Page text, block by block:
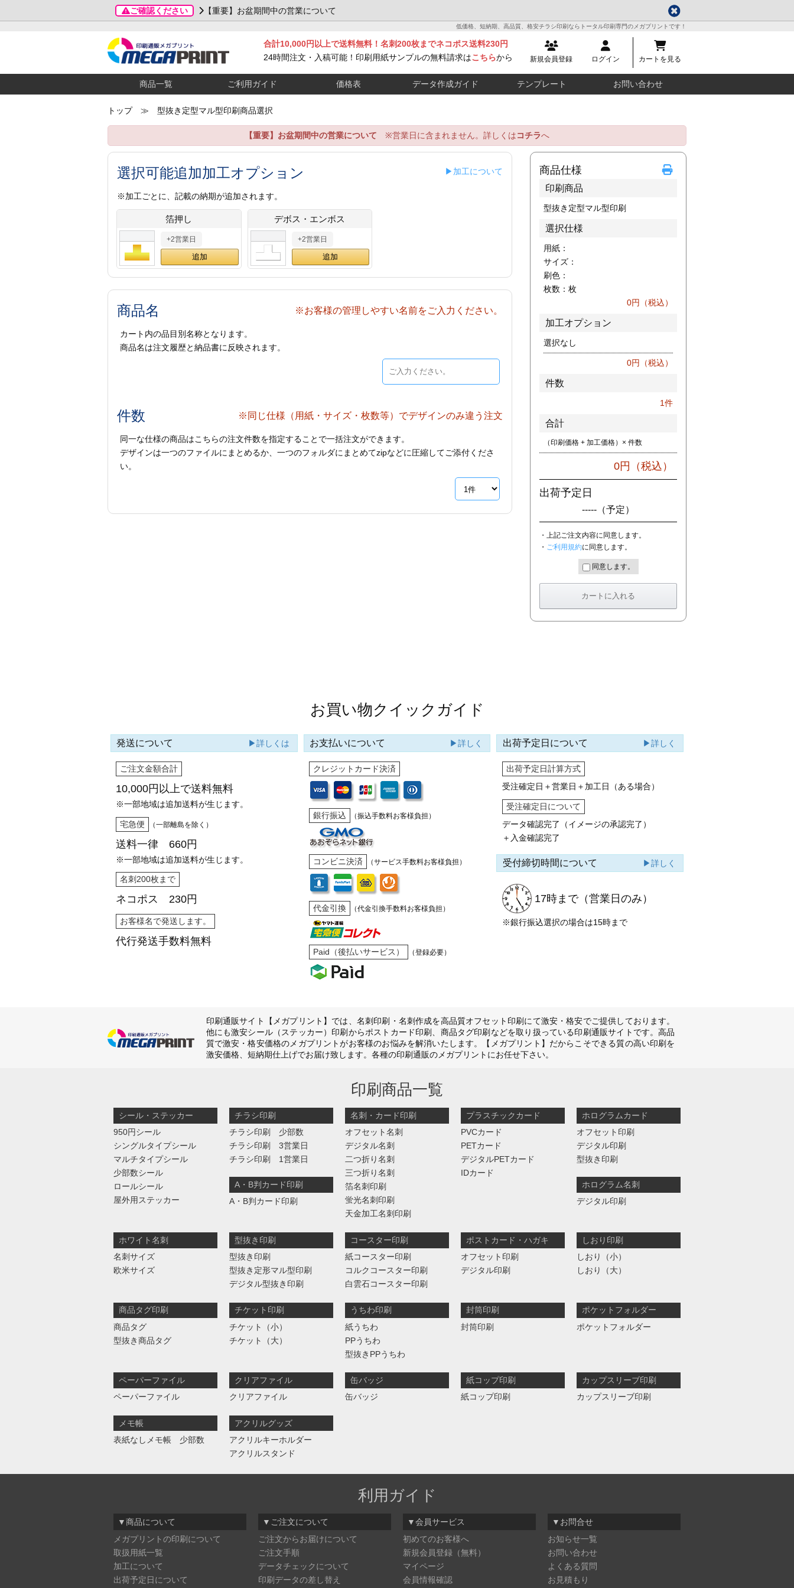
ご確認ください 【重要】お盆期間中の営業について
低価格、短納期、高品質、格安チラシ印刷ならトータル印刷専門のメガプリントです！
新規会員登録 ログイン カートを見る
合計10,000円以上で送料無料！名刺200枚までネコポス送料230円
24時間注文・入稿可能！印刷用紙サンプルの無料請求はこちらから
商品一覧 ご利用ガイド 価格表 データ作成ガイド テンプレート お問い合わせ
トップ≫ 型抜き定型マル型印刷商品選択
【重要】お盆期間中の営業について ※営業日に含まれません。詳しくはコチラへ
選択可能追加加工オプション ▶加工について
※加工ごとに、記載の納期が追加されます。
箔押し
+2営業日
デボス・エンボス
+2営業日
商品名 ※お客様の管理しやすい名前をご入力ください。
カート内の品目別名称となります。
商品名は注文履歴と納品書に反映されます。
件数 ※同じ仕様（用紙・サイズ・枚数等）でデザインのみ違う注文
同一な仕様の商品はこちらの注文件数を指定することで一括注文ができます。
デザインは一つのファイルにまとめるか、一つのフォルダにまとめてzipなどに圧縮してご添付くださ
い。
商品仕様
印刷商品
型抜き定型マル型印刷
選択仕様
用紙：
サイズ：
刷色：
枚数： 枚
0円（税込）
加工オプション
選択なし
0円（税込）
件数
1件
合計
（印刷価格 + 加工価格）× 件数
0円（税込）
出荷予定日
----- （予定）
・上記ご注文内容に同意します。
・ ご利用規約に同意します。
同意します。
お買い物クイックガイド
発送について ▶詳しくは
ご注文金額合計
10,000円以上で送料無料
※一部地域は追加送料が生じます。
宅急便 （一部離島を除く）
送料一律 660円
※一部地域は追加送料が生じます。
名刺200枚まで
ネコポス 230円
お客様名で発送します。
代行発送手数料無料
お支払いについて ▶詳しく
クレジットカード決済
銀行振込 （振込手数料お客様負担）
コンビニ決済 （サービス手数料お客様負担）
代金引換 （代金引換手数料お客様負担）
Paid（後払いサービス） （登録必要）
出荷予定日について ▶詳しく
出荷予定日計算方式
受注確定日＋営業日＋加工日（ある場合）
受注確定日について
データ確認完了（イメージの承認完了）
＋入金確認完了
受付締切時間について ▶詳しく
17時まで（営業日のみ）
※銀行振込選択の場合は15時まで
印刷通販サイト【メガプリント】では、名刺印刷・名刺作成を高品質オフセット印刷にて激安・格安でご提供しております。
他にも激安シール（ステッカー）印刷からポストカード印刷、商品タグ印刷などを取り扱っている印刷通販サイトです。高品
質で激安・格安価格のメガプリントがお客様のお悩みを解消いたします。【メガプリント】だからこそできる質の高い印刷を
激安価格、短納期仕上げでお届け致します。各種の印刷通販のメガプリントにお任せ下さい。
印刷商品一覧
シール・ステッカー
950円シール
シングルタイプシール
マルチタイプシール
少部数シール
ロールシール
屋外用ステッカー
チラシ印刷
チラシ印刷 少部数
チラシ印刷 3営業日
チラシ印刷 1営業日
A・B判カード印刷
A・B判カード印刷
名刺・カード印刷
オフセット名刺
デジタル名刺
二つ折り名刺
三つ折り名刺
箔名刺印刷
蛍光名刺印刷
天金加工名刺印刷
プラスチックカード
PVCカード
PETカード
デジタルPETカード
IDカード
ホログラムカード
オフセット印刷
デジタル印刷
型抜き印刷
ホログラム名刺
デジタル印刷
ホワイト名刺
名刺サイズ
欧米サイズ
型抜き印刷
型抜き印刷
型抜き定形マル型印刷
デジタル型抜き印刷
コースター印刷
紙コースター印刷
コルクコースター印刷
白雲石コースター印刷
ポストカード・ハガキ
オフセット印刷
デジタル印刷
しおり印刷
しおり（小）
しおり（大）
商品タグ印刷
商品タグ
型抜き商品タグ
チケット印刷
チケット（小）
チケット（大）
うちわ印刷
紙うちわ
PPうちわ
型抜きPPうちわ
封筒印刷
封筒印刷
ポケットフォルダー
ポケットフォルダー
ペーパーファイル
ペーパーファイル
クリアファイル
クリアファイル
缶バッジ
缶バッジ
紙コップ印刷
紙コップ印刷
カップスリーブ印刷
カップスリーブ印刷
メモ帳
表紙なしメモ帳 少部数
アクリルグッズ
アクリルキーホルダー
アクリルスタンド
利用ガイド
▼商品について
メガプリントの印刷について
取扱用紙一覧
加工について
出荷予定日について
▼ご注文について
ご注文からお届けについて
ご注文手順
データチェックについて
印刷データの差し替え
▼会員サービス
初めてのお客様へ
新規会員登録（無料）
マイページ
会員情報確認
▼お問合せ
お知らせ一覧
お問い合わせ
よくある質問
お見積もり